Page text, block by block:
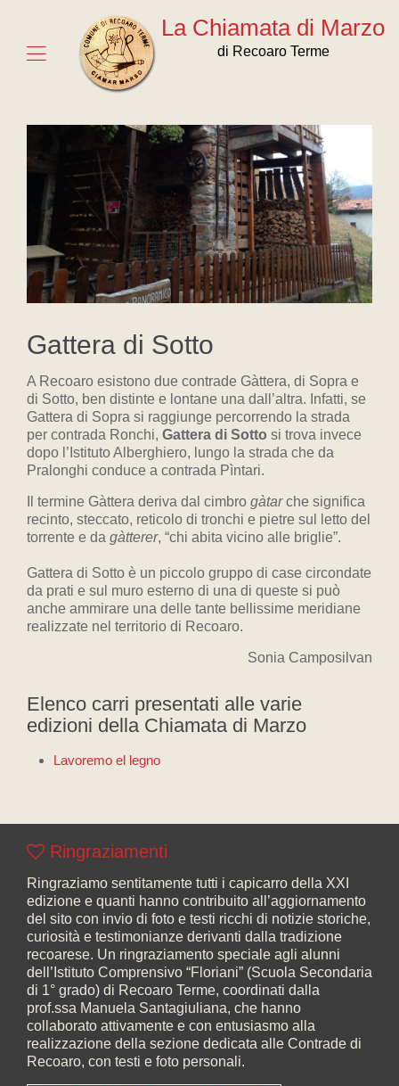
La Chiamata di Marzo
di Recoaro Terme
Gattera di Sotto
A Recoaro esistono due contrade Gàttera, di Sopra e
di Sotto, ben distinte e lontane una dall’altra. Infatti, se
Gattera di Sopra si raggiunge percorrendo la strada
per contrada Ronchi, Gattera di Sotto si trova invece
dopo l’Istituto Alberghiero, lungo la strada che da
Pralonghi conduce a contrada Pìntari.
Il termine Gàttera deriva dal cimbro gàtarche significa
recinto, steccato, reticolo di tronchi e pietre sul letto del
torrente e da gàtterer, “chi abita vicino alle briglie”.
Gattera di Sotto è un piccolo gruppo di case circondate
da prati e sul muro esterno di una di queste si può
anche ammirare una delle tante bellissime meridiane
realizzate nel territorio di Recoaro.
Sonia Camposilvan
Elenco carri presentati alle varie
edizioni della Chiamata di Marzo
Lavoremo el legno
Ringraziamenti
Ringraziamo sentitamente tutti i capicarro della XXI
edizione e quanti hanno contribuito all’aggiornamento
del sito con invio di foto e testi ricchi di notizie storiche,
curiosità e testimonianze derivanti dalla tradizione
recoarese. Un ringraziamento speciale agli alunni
dell’Istituto Comprensivo “Floriani” (Scuola Secondaria
di 1° grado) di Recoaro Terme, coordinati dalla
prof.ssa Manuela Santagiuliana, che hanno
collaborato attivamente e con entusiasmo alla
realizzazione della sezione dedicata alle Contrade di
Recoaro, con testi e foto personali.